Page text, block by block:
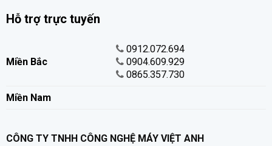
Hỗ trợ trực tuyến
Miền Bắc
0912.072.694
0904.609.929
0865.357.730
Miền Nam
CÔNG TY TNHH CÔNG NGHỆ MÁY VIỆT ANH